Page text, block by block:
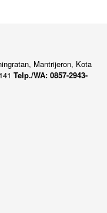
Mantrijeron, Kota
Telp./WA: 0857-2943-